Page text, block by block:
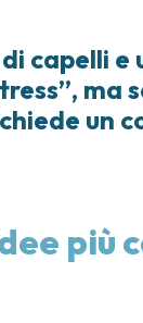
capelli e
ma
un
più